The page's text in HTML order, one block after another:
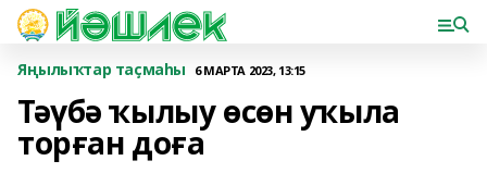
Яңылыҡтар таҫмаһы 6 МАРТА 2023, 13:15
Тәүбә ҡылыу өсөн уҡыла
торған доға